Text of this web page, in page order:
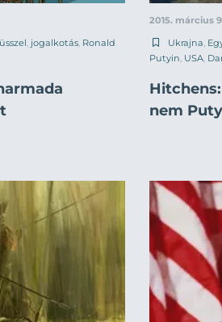
jogalkotás Ronald
2015. március
Ukrajna
Putyin USA
nem